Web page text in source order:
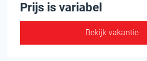
Prijs is variabel
Bekijk vakantie